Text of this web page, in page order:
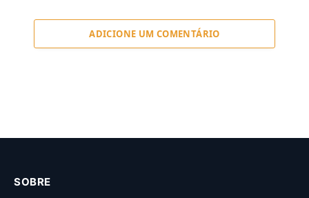
ADICIONE UM COMENTÁRIO
SOBRE